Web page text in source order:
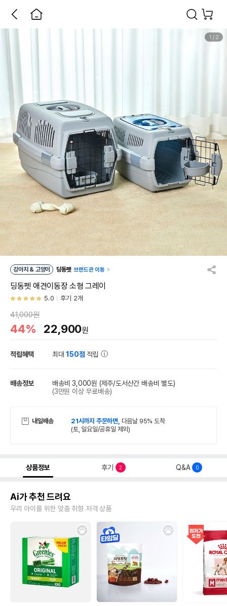
1 / 2
강아지 & 고양이 딩동펫 브랜드관 이동
딩동펫 애견이동장 소형 그레이
5.0 후기 2개
41,000원
44% 22,900원
적립혜택 최대150점 적립
배송정보 배송비 3,000원 (제주/도서산간 배송비 별도)
(3만원 이상 무료배송)
내일배송 21시까지 주문하면, 다음날 95% 도착
(토, 일요일/공휴일 제외)
상품정보 후기 2 Q&A 0
Ai가 추천 드려요
우리 아이를 위한 맞춤 취향 저격 상품